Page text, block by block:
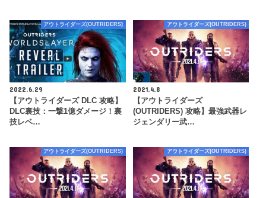
アウトライダーズ(OUTRIDERS)
2022.6.29
【アウトライダーズ DLC 攻略】
DLC裏技：一撃1億ダメージ！裏
技レベ…
アウトライダーズ(OUTRIDERS)
2021.4.8
【アウトライダーズ
(OUTRIDERS) 攻略】最強武器レ
ジェンダリー武…
アウトライダーズ(OUTRIDERS) アウトライダーズ(OUTRIDERS)